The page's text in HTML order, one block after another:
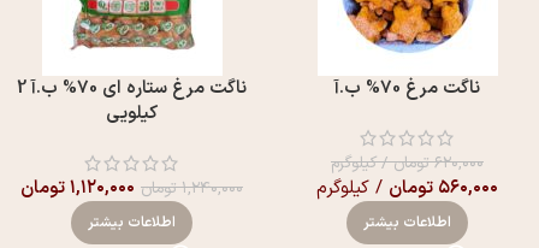
ناگت مرغ 70% ب.آ
۶۲۰,۰۰۰تومان/ کیلوگرم
۵۶۰,۰۰۰ تومان / کیلوگرم
اطلاعات بیشتر
ناگت مرغ ستاره ای 70% ب.آ 2
کیلویی
۱,۲۴۰,۰۰۰تومان ۱,۱۲۰,۰۰۰تومان
اطلاعات بیشتر